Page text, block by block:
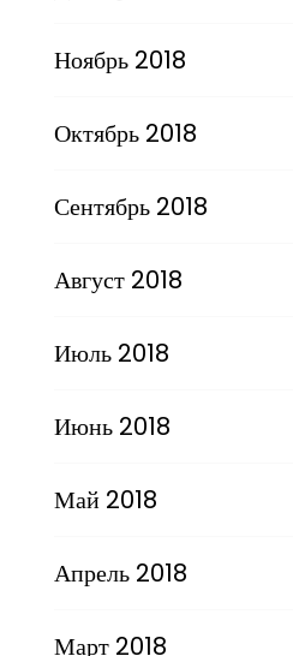
Ноябрь 2018
Октябрь 2018
Сентябрь 2018
Август 2018
Июль 2018
Июнь 2018
Май 2018
Апрель 2018
Март 2018